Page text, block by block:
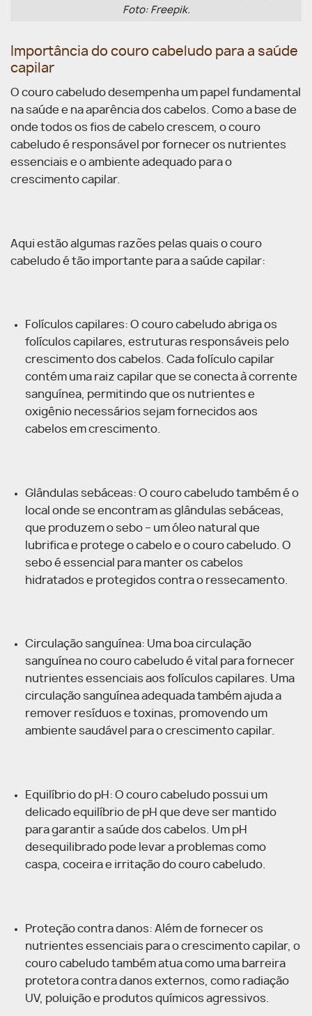
Foto: Freepik.
Importância do couro cabeludo para a saúde
capilar
O couro cabeludo desempenha um papel fundamental
na saúde e na aparência dos cabelos. Como a base de
onde todos os fios de cabelo crescem, o couro
cabeludo é responsável por fornecer os nutrientes
essenciais e o ambiente adequado para o
crescimento capilar.
Aqui estão algumas razões pelas quais o couro
cabeludo é tão importante para a saúde capilar:
Folículos capilares: O couro cabeludo abriga os
folículos capilares, estruturas responsáveis pelo
crescimento dos cabelos. Cada folículo capilar
contém uma raiz capilar que se conecta à corrente
sanguínea, permitindo que os nutrientes e
oxigênio necessários sejam fornecidos aos
cabelos em crescimento.
Glândulas sebáceas: O couro cabeludo também é o
local onde se encontram as glândulas sebáceas,
que produzem o sebo – um óleo natural que
lubrifica e protege o cabelo e o couro cabeludo. O
sebo é essencial para manter os cabelos
hidratados e protegidos contra o ressecamento.
Circulação sanguínea: Uma boa circulação
sanguínea no couro cabeludo é vital para fornecer
nutrientes essenciais aos folículos capilares. Uma
circulação sanguínea adequada também ajuda a
remover resíduos e toxinas, promovendo um
ambiente saudável para o crescimento capilar.
Equilíbrio do pH: O couro cabeludo possui um
delicado equilíbrio de pH que deve ser mantido
para garantir a saúde dos cabelos. Um pH
desequilibrado pode levar a problemas como
caspa, coceira e irritação do couro cabeludo.
Proteção contra danos: Além de fornecer os
nutrientes essenciais para o crescimento capilar, o
couro cabeludo também atua como uma barreira
protetora contra danos externos, como radiação
UV, poluição e produtos químicos agressivos.